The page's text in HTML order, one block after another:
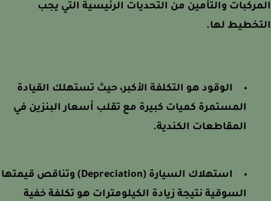
والتأمين من التحديات الرئيسية التي يجب
لها.
الوقود هو التكلفة الأكبر، حيث تستهلك القيادة
المستمرة كميات كبيرة مع تقلب أسعار البنزين في
المقاطعات الكندية.
استهلاك السيارة (Depreciation) وتناقص قيمتها
السوقية نتيجة زيادة الكيلومترات هو تكلفة خفية